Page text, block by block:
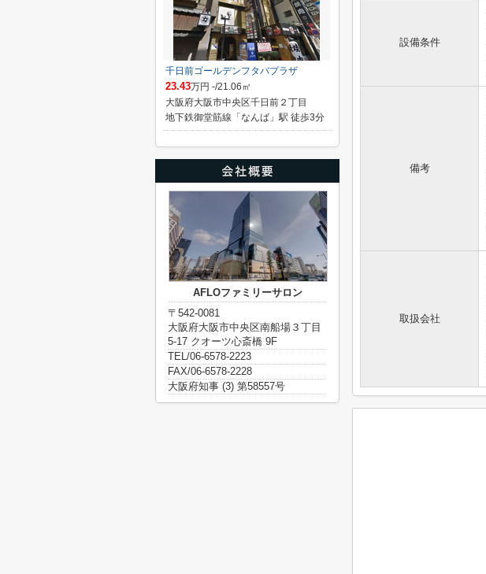
設備条件
備考
取扱会社
千日前ゴールデンフタバプラザ
23.43万円 -/21.06㎡
大阪府大阪市中央区千日前２丁目
地下鉄御堂筋線「なんば」駅 徒歩3分
AFLOファミリーサロン
〒542-0081
大阪府大阪市中央区南船場３丁目
5-17 クオーツ心斎橋 9F
TEL/06-6578-2223
FAX/06-6578-2228
大阪府知事 (3) 第58557号